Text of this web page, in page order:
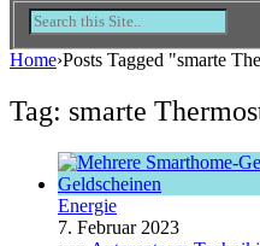
Home›Posts Tagged "smarte
Tag: smarte
Energie
7. Februar 2023